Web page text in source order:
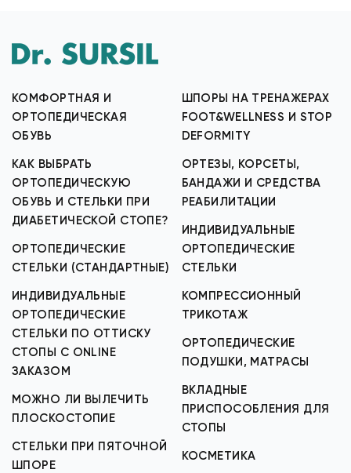
КОМФОРТНАЯ И
ОРТОПЕДИЧЕСКАЯ
ОБУВЬ
КАК ВЫБРАТЬ
ОРТОПЕДИЧЕСКУЮ
ОБУВЬ И СТЕЛЬКИ ПРИ
ДИАБЕТИЧЕСКОЙ СТОПЕ?
ОРТОПЕДИЧЕСКИЕ
СТЕЛЬКИ (СТАНДАРТНЫЕ)
ИНДИВИДУАЛЬНЫЕ
ОРТОПЕДИЧЕСКИЕ
СТЕЛЬКИ ПО ОТТИСКУ
СТОПЫ С ONLINE
ЗАКАЗОМ
МОЖНО ЛИ ВЫЛЕЧИТЬ
ПЛОСКОСТОПИЕ
СТЕЛЬКИ ПРИ ПЯТОЧНОЙ
ШПОРЕ
ШПОРЫ НА ТРЕНАЖЕРАХ
FOOT&WELLNESS И STOP
DEFORMITY
ОРТЕЗЫ, КОРСЕТЫ,
БАНДАЖИ И СРЕДСТВА
РЕАБИЛИТАЦИИ
ИНДИВИДУАЛЬНЫЕ
ОРТОПЕДИЧЕСКИЕ
СТЕЛЬКИ
КОМПРЕССИОННЫЙ
ТРИКОТАЖ
ОРТОПЕДИЧЕСКИЕ
ПОДУШКИ, МАТРАСЫ
ВКЛАДНЫЕ
ПРИСПОСОБЛЕНИЯ ДЛЯ
СТОПЫ
КОСМЕТИКА